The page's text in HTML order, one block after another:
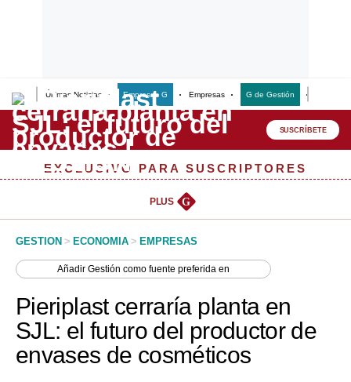
Últimas Noticias Empresas G Empresas G de Gestión
Lo último
Peru Quiosco
Management & Empleo
Perú
Política
SUSCRÍBETE
EXCLUSIVO PARA SUSCRIPTORES
PLUS G
GESTION > ECONOMIA > EMPRESAS
AñadirGestión como fuente preferida en
Pieriplast cerraría planta en
SJL: el futuro del productor de
envases de cosméticos